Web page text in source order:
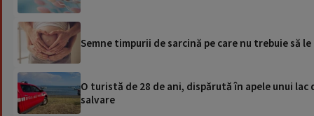
Semne timpurii de sarcină pe care nu trebuie să
O turistă de 28 de ani, dispărută în apele unui
salvare